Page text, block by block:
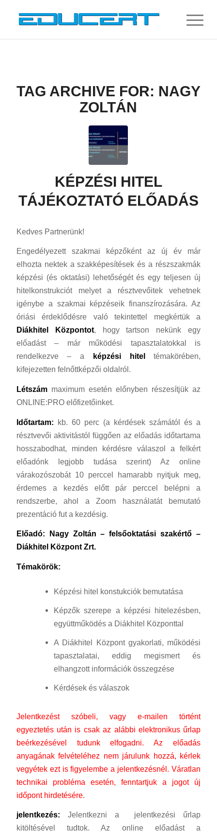
TAG ARCHIVE FOR: NAGY
ZOLTÁN
KÉPZÉSI HITEL
TÁJÉKOZTATÓ ELŐADÁS
Kedves Partnerünk!
Engedélyezett szakmai képzőként az új év már
elhozta nektek a szakképesítések és a részszakmák
képzési (és oktatási) lehetőségét és egy teljesen új
hitelkonstrukciót melyet a résztvevőitek vehetnek
igénybe a szakmai képzéseik finanszírozására. Az
óriási érdeklődésre való tekintettel megkértük a
Diákhitel Központot, hogy tartson nekünk egy
előadást – már működési tapasztalatokkal is
rendelkezve – a
képzési hitel
témakörében,
kifejezetten felnőttképzői oldalról.
Létszámmaximum esetén előnyben részesítjük az
ONLINE:PRO előfizetőinket.
Időtartam: kb. 60 perc (a kérdések számától és a
résztvevői aktivitástól függően az előadás időtartama
hosszabodhat, minden kérdésre válaszol a felkért
előadónk legjobb tudása szerint) Az online
várakozószobát 10 perccel hamarabb nyitjuk meg,
érdemes a kezdés előtt pár perccel belépni a
rendszerbe, ahol a Zoom használatát bemutató
prezentáció fut a kezdésig.
Előadó: Nagy Zoltán – felsőoktatási szakértő –
Diákhitel Központ Zrt.
Témakörök:
Képzési hitel konstukciók bemutatása
Képzők szerepe a képzési hitelezésben,
együttműködés a Diákhitel Központtal
A Diákhitel Központ gyakorlati, működési
tapasztalatai, eddig megismert és
elhangzott információk összegzése
Kérdések és válaszok
Jelentkezést szóbeli, vagy e-mailen történt
egyeztetés után is csak az alábbi elektronikus űrlap
beérkezésével tudunk elfogadni. Az előadás
anyagának felvételéhez nem járulunk hozzá, kérlek
vegyétek ezt is figyelembe a jelentkezésnél. Váratlan
technikai probléma esetén, fenntartjuk a jogot új
időpont hirdetésére.
jelentkezés: Jelentkezni a jelentkezési űrlap
kitöltésével tudtok. Az online előadást a